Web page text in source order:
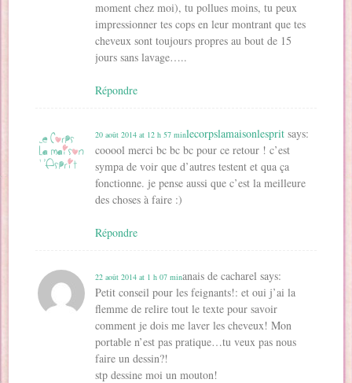
moment chez moi), tu pollues moins, tu peux
impressionner tes cops en leur montrant que tes
cheveux sont toujours propres au bout de 15
jours sans lavage…..
Répondre
lecorpslamaisonlesprit says:
20 août 2014 at 12 h 57 min
cooool merci bc bc bc pour ce retour ! c’est
sympa de voir que d’autres testent et qua ça
fonctionne. je pense aussi que c’est la meilleure
des choses à faire :)
Répondre
anais de cacharel says:
22 août 2014 at 1 h 07 min
Petit conseil pour les feignants!: et oui j’ai la
flemme de relire tout le texte pour savoir
comment je dois me laver les cheveux! Mon
portable n’est pas pratique…tu veux pas nous
faire un dessin?!
stp dessine moi un mouton!